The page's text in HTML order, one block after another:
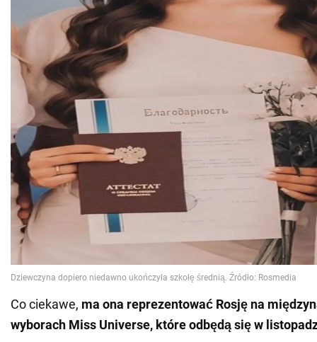
Co ciekawe, ma ona reprezentować Rosję na
wyborach Miss Universe, które odbędą się w